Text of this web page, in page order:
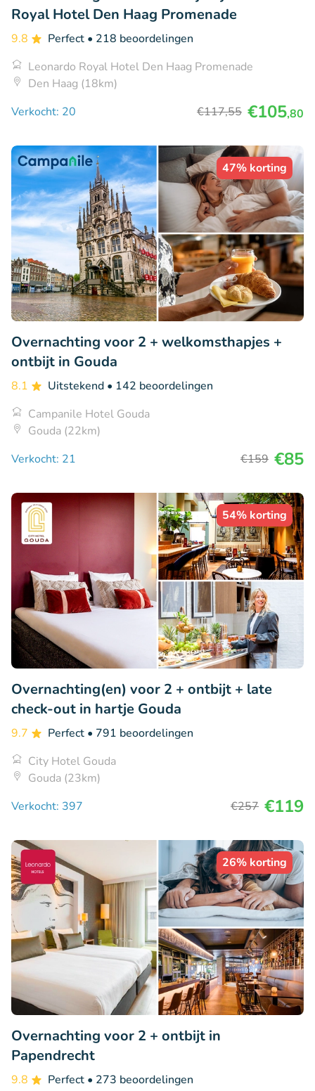
Royal Hotel Den Haag Promenade
9.8 Perfect • 218 beoordelingen
Leonardo Royal Hotel Den Haag Promenade
Den Haag (18km)
Verkocht: 20
€117,55 €105,80
47% korting
Overnachting voor 2 + welkomsthapjes +
ontbijt in Gouda
8.1 Uitstekend • 142 beoordelingen
Campanile Hotel Gouda
Gouda (22km)
Verkocht: 21
€159 €85
54% korting
Overnachting(en) voor 2 + ontbijt + late
check-out in hartje Gouda
9.7 Perfect • 791 beoordelingen
City Hotel Gouda
Gouda (23km)
Verkocht: 397
€257 €119
26% korting
Overnachting voor 2 + ontbijt in
Papendrecht
9.8 Perfect • 273 beoordelingen